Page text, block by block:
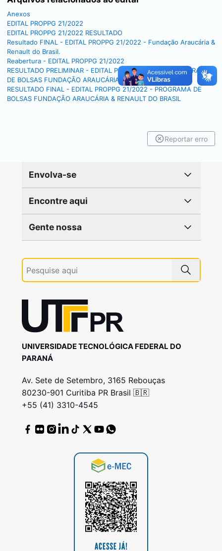
Anexos
EDITAL PROPPG 21/2022
EDITAL PROPPG 21/2022 RESULTADO
Resultado FINAL - EDITAL PROPPG 21/2022 - Fundação Araucária &
Renault do Brasil.
Reabertura - EDITAL PROPPG 21/2022
RESULTADO PRELIMINAR - EDITAL PROPPG 21/2022 - PROGRAMA
DE BOLSAS FUNDAÇÃO ARAUCÁRIA & RENAULT DO BRASIL
RESULTADO FINAL - EDITAL PROPPG 21/2022 - PROGRAMA DE
BOLSAS FUNDAÇÃO ARAUCÁRIA & RENAULT DO BRASIL
Reportar erro
Envolva-se
Encontre aqui
Gente nossa
UNIVERSIDADE TECNOLÓGICA FEDERAL DO
PARANÁ
Av. Sete de Setembro, 3165 Rebouças
80230-901 Curitiba PR Brasil 🇧🇷
+55 (41) 3310-4545